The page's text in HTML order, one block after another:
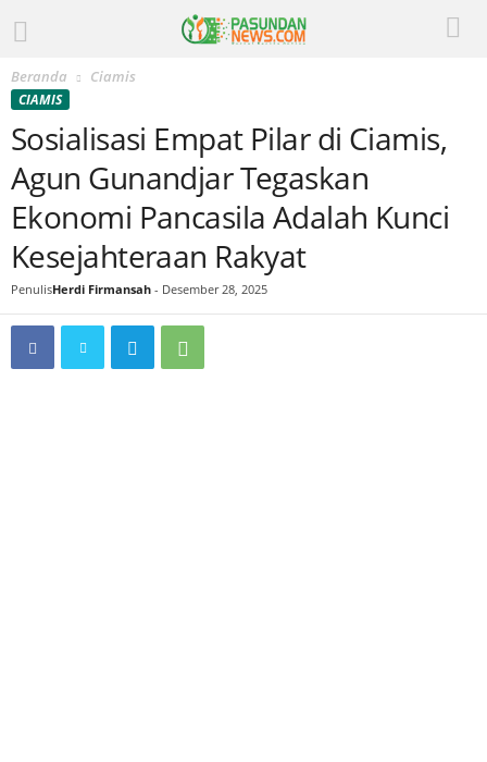
Beranda Ciamis
CIAMIS
Sosialisasi Empat Pilar di Ciamis,
Agun Gunandjar Tegaskan
Ekonomi Pancasila Adalah Kunci
Kesejahteraan Rakyat
PenulisHerdi Firmansah - Desember 28, 2025